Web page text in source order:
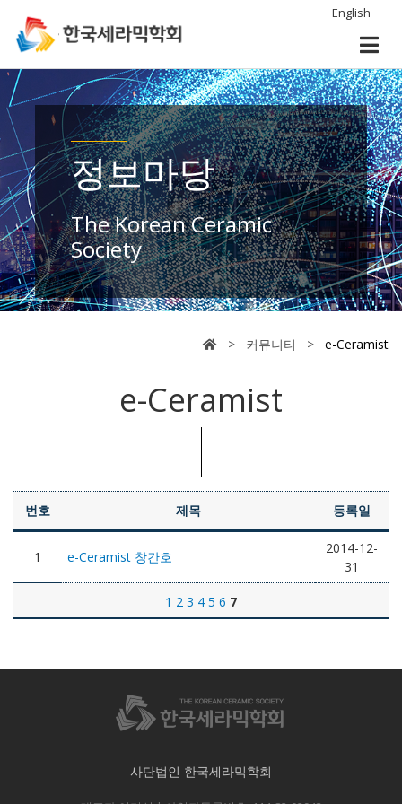
English
정보마당
The Korean Ceramic
Society
> 커뮤니티 > e-Ceramist
e-Ceramist
번호 제목 등록일
1 e-Ceramist 창간호
2014-12-
31
1 2 3 4 5 6 7
사단법인 한국세라믹학회